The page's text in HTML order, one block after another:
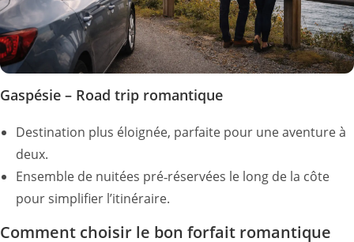
Gaspésie – Road trip romantique
Destination plus éloignée, parfaite pour une aventure à
deux.
Ensemble de nuitées pré‑réservées le long de la côte
pour simplifier l’itinéraire.
Comment choisir le bon forfait romantique